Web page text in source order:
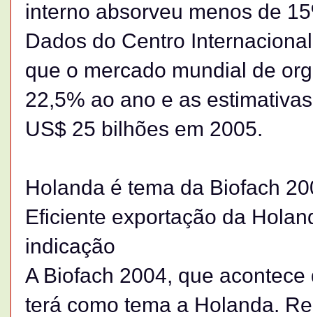
interno absorveu menos de
Dados do Centro
que o mercado mundial de
22,5% ao ano e as
US$ 25 bilhões em 2005.
Holanda é tema da Biofach
Eficiente exportação da
indicação
A Biofach 2004, que
terá como tema a Holanda.